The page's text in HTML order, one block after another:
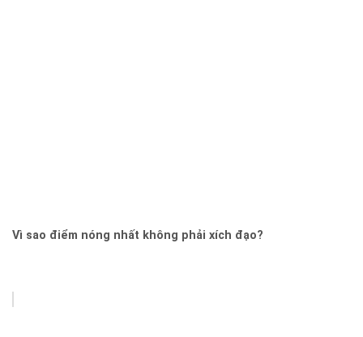
Vì sao điểm nóng nhất không phải xích đạo?